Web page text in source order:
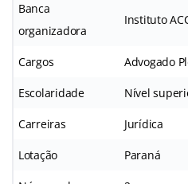
Banca
organizadora
Instituto
Cargos Advogado
Escolaridade Nível
Carreiras Jurídica
Lotação Paraná